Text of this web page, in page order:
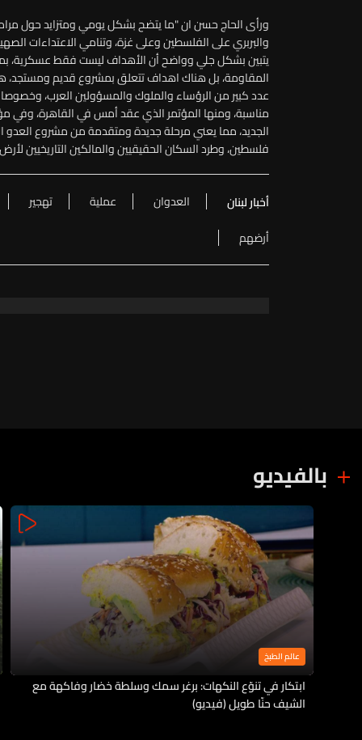
ورأى الحاج حسن ان "ما يتضح بشكل يومي ومتزايد حول
والبربري على الفلسطين وعلى غزة، وتنامي الاعتداءات
يتبين بشكل جلي وواضح أن الأهداف ليست فقط عسكرية،
المقاومة، بل هناك اهداف تتعلق بمشروع قديم ومستجد،
عدد كبير من الرؤساء والملوك والمسؤولين العرب،
مناسبة، ومنها المؤتمر الذي عقد أمس في القاهرة، وفي
الجديد، مما يعني مرحلة جديدة ومتقدمة من مشروع العدو
فلسطين، وطرد السكان الحقيقيين والمالكين التاريخيين
أخبار لبنان العدوان عملية تهجير
أرضهم
بالفيديو
عالم الطبخ
ابتكار في تنوّع النكهات: برغر سمك وسلطة خضار وفاكهة مع
الشيف حنّا طويل (فيديو)